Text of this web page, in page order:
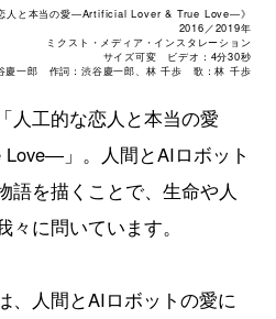
恋人と本当の愛―Artificial Lover & True Love―》
2016／2019年
ミクスト・メディア・インスタレーション
サイズ可変 ビデオ：4分30秒
慶一郎 作詞：渋谷慶一郎、林 千歩 歌：林 千歩
人工的な恋人と本当の愛
」。人間とAIロボット
語を描くことで、生命や人
に問いています。
、人間とAIロボットの愛に